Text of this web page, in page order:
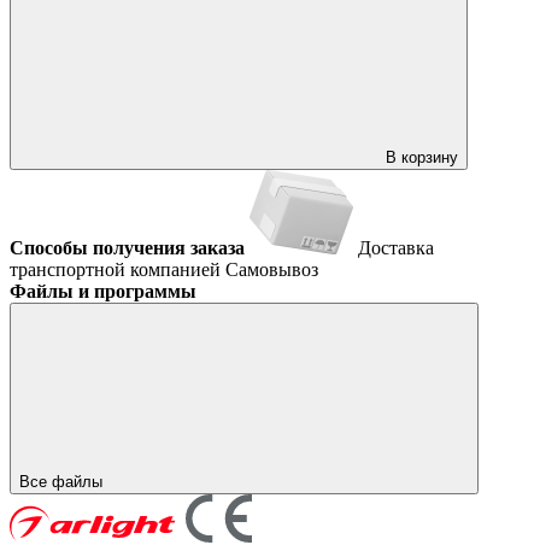
В корзину
Способы получения заказа
Доставка
транспортной компанией Самовывоз
Файлы и программы
Все файлы